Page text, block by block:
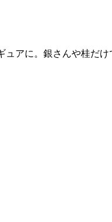
アに。銀さんや桂だ